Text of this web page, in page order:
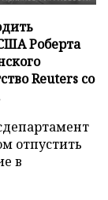
Роберта
Reuters со
отпустить
в